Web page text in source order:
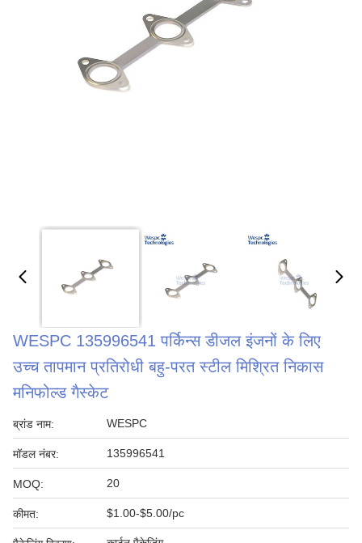
WESPC 135996541 पर्किन्स डीजल इंजनों के लिए
उच्च तापमान प्रतिरोधी बहु-परत स्टील मिश्रित निकास
मनिफोल्ड गैस्केट
ब्रांड नाम: WESPC
मॉडल नंबर: 135996541
MOQ: 20
कीमत: $1.00-$5.00/pc